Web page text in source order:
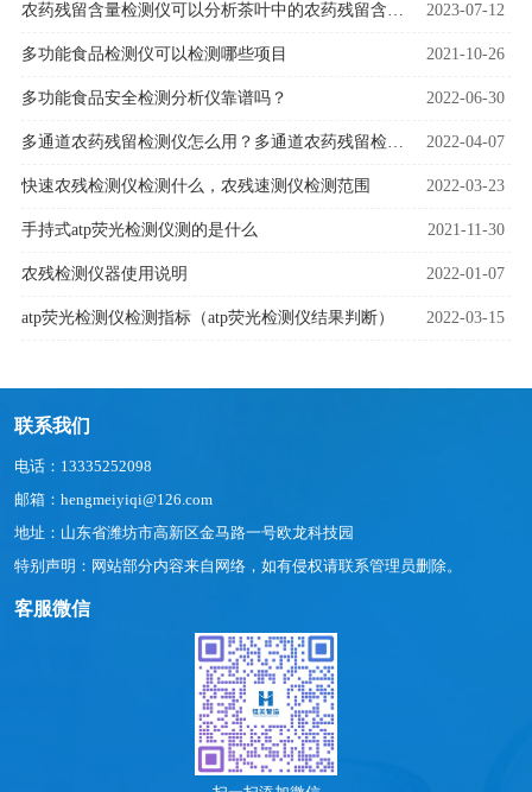
农药残留含量检测仪可以分析茶叶中的农药残留含量吗 2023-07-12
多功能食品检测仪可以检测哪些项目 2021-10-26
多功能食品安全检测分析仪靠谱吗？ 2022-06-30
多通道农药残留检测仪怎么用？多通道农药残留检测仪流程步骤 2022-04-07
快速农残检测仪检测什么，农残速测仪检测范围 2022-03-23
手持式atp荧光检测仪测的是什么 2021-11-30
农残检测仪器使用说明 2022-01-07
atp荧光检测仪检测指标（atp荧光检测仪结果判断） 2022-03-15
联系我们
电话：13335252098
邮箱：hengmeiyiqi@126.com
地址：山东省潍坊市高新区金马路一号欧龙科技园
特别声明：网站部分内容来自网络，如有侵权请联系管理员删除。
客服微信